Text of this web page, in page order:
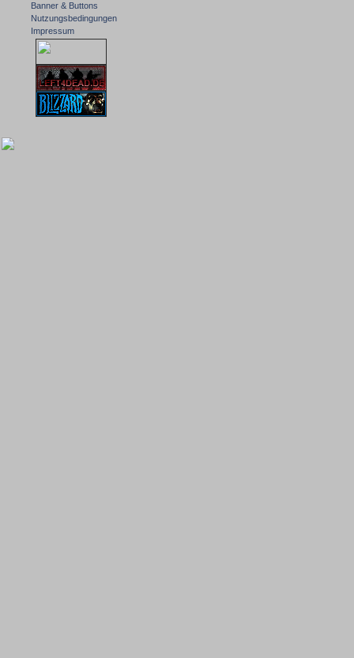
Banner & Buttons
Nutzungsbedingungen
Impressum